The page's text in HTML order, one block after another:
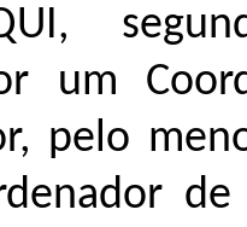
um
pelo